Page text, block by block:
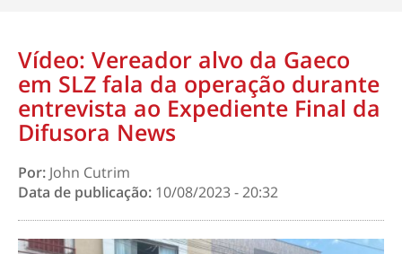
Vídeo: Vereador alvo da Gaeco
em SLZ fala da operação durante
entrevista ao Expediente Final da
Difusora News
Por: John Cutrim
Data de publicação: 10/08/2023 - 20:32